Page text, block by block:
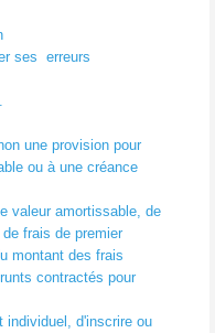
ses erreurs
une provision pour
ou à une créance
valeur amortissable, de
frais de premier
montant des frais
contractés pour
individuel, d'inscrire ou